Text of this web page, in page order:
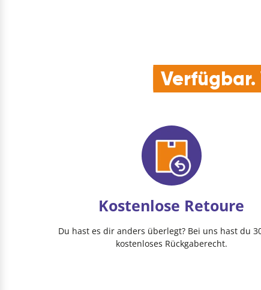
Kostenlose Retoure
Du hast es dir anders überlegt? Bei uns hast du
kostenloses Rückgaberecht.